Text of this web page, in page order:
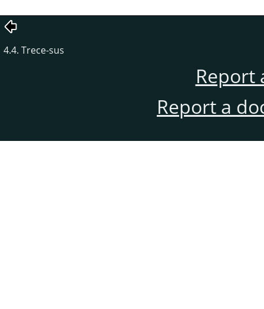
4.4. Trece-sus
Report
Report a